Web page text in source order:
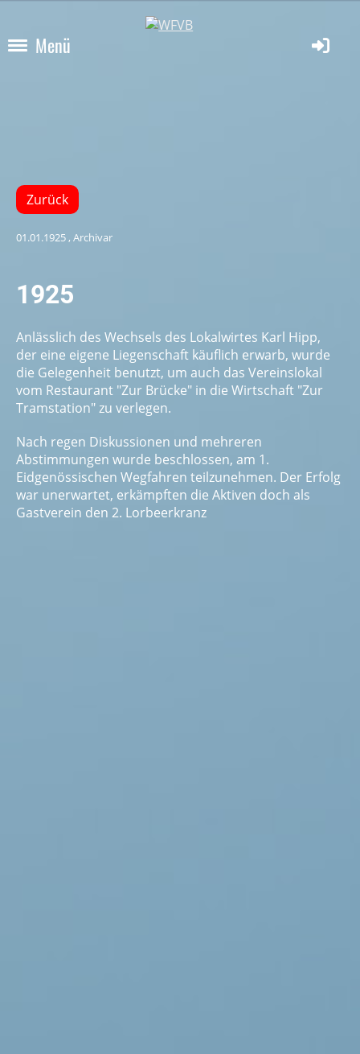
Menü
Zurück
01.01.1925 , Archivar
1925
Anlässlich des Wechsels des Lokalwirtes Karl Hipp,
der eine eigene Liegenschaft käuflich erwarb, wurde
die Gelegenheit benutzt, um auch das Vereinslokal
vom Restaurant "Zur Brücke" in die Wirtschaft "Zur
Tramstation" zu verlegen.
Nach regen Diskussionen und mehreren
Abstimmungen wurde beschlossen, am 1.
Eidgenössischen Wegfahren teilzunehmen. Der Erfolg
war unerwartet, erkämpften die Aktiven doch als
Gastverein den 2. Lorbeerkranz